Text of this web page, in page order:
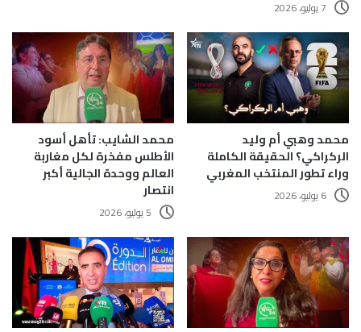
7 يوليو، 2026
محمد وهبي أم وليد
الركراكي؟ الحقيقة الكاملة
وراء تطور المنتخب المغربي
6 يوليو، 2026
محمد الشايب: تأهل أسود
الأطلس مفخرة لكل مغاربة
العالم ووحدة الجالية أكبر
انتصار
5 يوليو، 2026